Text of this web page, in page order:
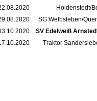
Holdenstedt/
SG Welbsleben/
SV Edelweiß Arnstedt
Traktor